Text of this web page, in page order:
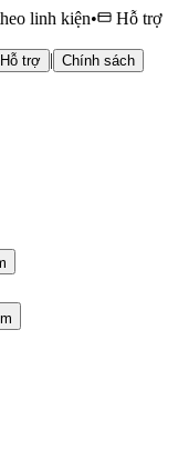
linh kiện•
Hỗ trợ
Hỗ trợ | Chính sách